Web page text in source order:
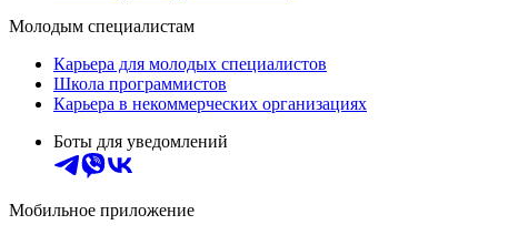
Молодым специалистам
Карьера для молодых специалистов
Школа программистов
Карьера в некоммерческих организациях
Боты для уведомлений
Мобильное приложение